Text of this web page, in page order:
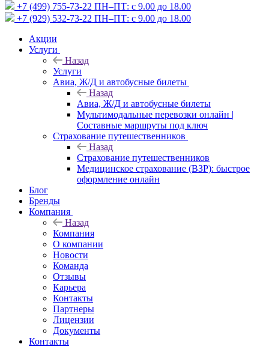
+7 (499) 755-73-22 ПН–ПТ: с 9.00 до 18.00
+7 (929) 532-73-22 ПН–ПТ: с 9.00 до 18.00
Акции
Услуги
Назад
Услуги
Авиа, Ж/Д и автобусные билеты
Назад
Авиа, Ж/Д и автобусные билеты
Мультимодальные перевозки онлайн |
Составные маршруты под ключ
Страхование путешественников
Назад
Страхование путешественников
Медицинское страхование (ВЗР): быстрое
оформление онлайн
Блог
Бренды
Компания
Назад
Компания
О компании
Новости
Команда
Отзывы
Карьера
Контакты
Партнеры
Лицензии
Документы
Контакты